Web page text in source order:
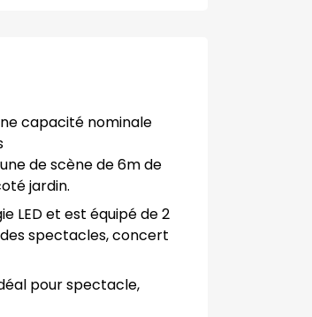
capacité nominale
de scène de 6m de
jardin.
LED et est équipé de 2
spectacles, concert
pour spectacle,